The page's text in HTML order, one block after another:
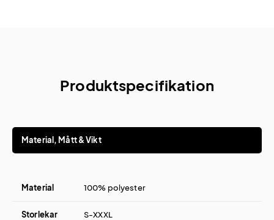
Produktspecifikation
Material, Mått & Vikt
Material 100% polyester
Storlekar S-XXXL